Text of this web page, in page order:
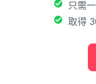
只需
取得